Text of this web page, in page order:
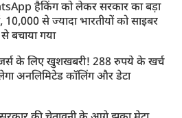
हैकिंग को लेकर सरकार का बड़ा
10,000 से ज्यादा भारतीयों को साइबर
बचाया गया
के लिए खुशखबरी! 288 रुपये के खर्च
अनलिमिटेड कॉलिंग और डेटा